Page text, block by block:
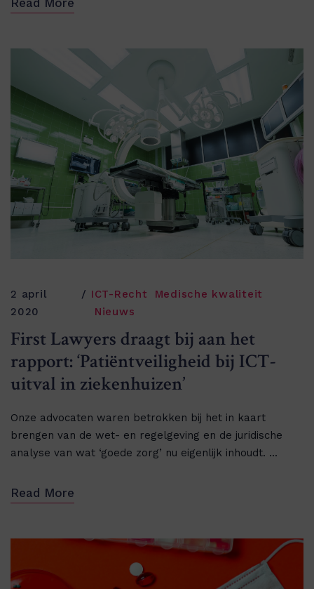
Read More
2 april
2020
ICT-Recht
Medische kwaliteit
Nieuws
First Lawyers draagt bij aan het
rapport: ‘Patiëntveiligheid bij ICT-
uitval in ziekenhuizen’
Onze advocaten waren betrokken bij het in kaart
brengen van de wet- en regelgeving en de juridische
analyse van wat ‘goede zorg’ nu eigenlijk inhoudt. ...
Read More